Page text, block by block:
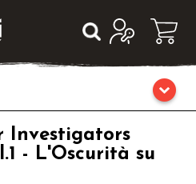
Investigators
- L'Oscurità su